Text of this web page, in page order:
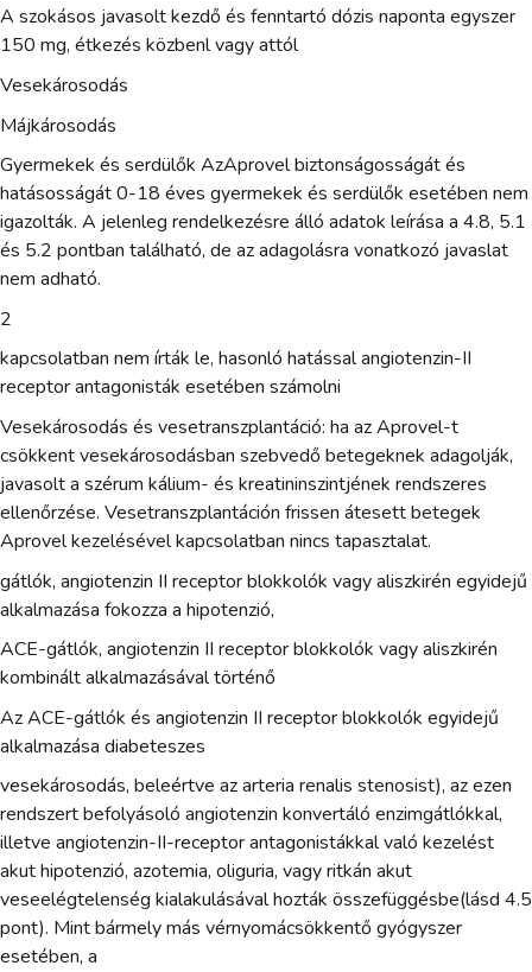
A szokásos javasolt kezdő és fenntartó dózis naponta egyszer
150 mg, étkezés közbenl vagy attól
Vesekárosodás
Májkárosodás
Gyermekek és serdülők AzAprovel biztonságosságát és
hatásosságát 0-18 éves gyermekek és serdülők esetében nem
igazolták. A jelenleg rendelkezésre álló adatok leírása a 4.8, 5.1
és 5.2 pontban található, de az adagolásra vonatkozó javaslat
nem adható.
2
kapcsolatban nem írták le, hasonló hatással angiotenzin-II
receptor antagonisták esetében számolni
Vesekárosodás és vesetranszplantáció: ha az Aprovel-t
csökkent vesekárosodásban szebvedő betegeknek adagolják,
javasolt a szérum kálium- és kreatininszintjének rendszeres
ellenőrzése. Vesetranszplantáción frissen átesett betegek
Aprovel kezelésével kapcsolatban nincs tapasztalat.
gátlók, angiotenzin II receptor blokkolók vagy aliszkirén egyidejű
alkalmazása fokozza a hipotenzió,
ACE-gátlók, angiotenzin II receptor blokkolók vagy aliszkirén
kombinált alkalmazásával történő
Az ACE-gátlók és angiotenzin II receptor blokkolók egyidejű
alkalmazása diabeteszes
vesekárosodás, beleértve az arteria renalis stenosist), az ezen
rendszert befolyásoló angiotenzin konvertáló enzimgátlókkal,
illetve angiotenzin-II-receptor antagonistákkal való kezelést
akut hipotenzió, azotemia, oliguria, vagy ritkán akut
veseelégtelenség kialakulásával hozták összefüggésbe(lásd 4.5
pont). Mint bármely más vérnyomácsökkentő gyógyszer
esetében, a